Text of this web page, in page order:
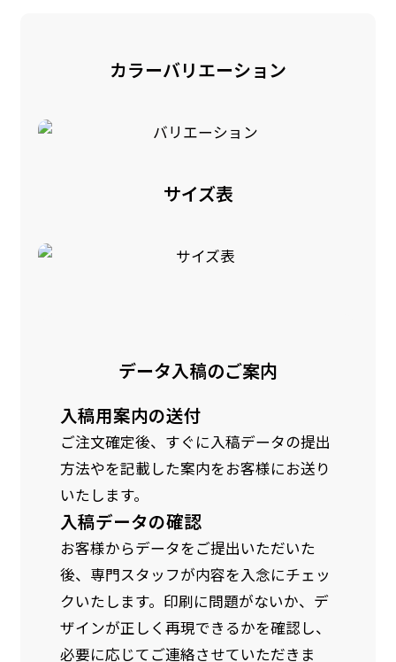
カラーバリエーション
サイズ表
データ入稿のご案内
入稿用案内の送付
ご注文確定後、すぐに入稿データの提出
方法やを記載した案内をお客様にお送り
いたします。
入稿データの確認
お客様からデータをご提出いただいた
後、専門スタッフが内容を入念にチェッ
クいたします。印刷に問題がないか、デ
ザインが正しく再現できるかを確認し、
必要に応じてご連絡させていただきま